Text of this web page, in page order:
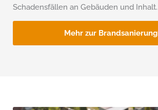
Schadensfällen an Gebäuden und Inhalt.
Mehr zur Brandsanierung